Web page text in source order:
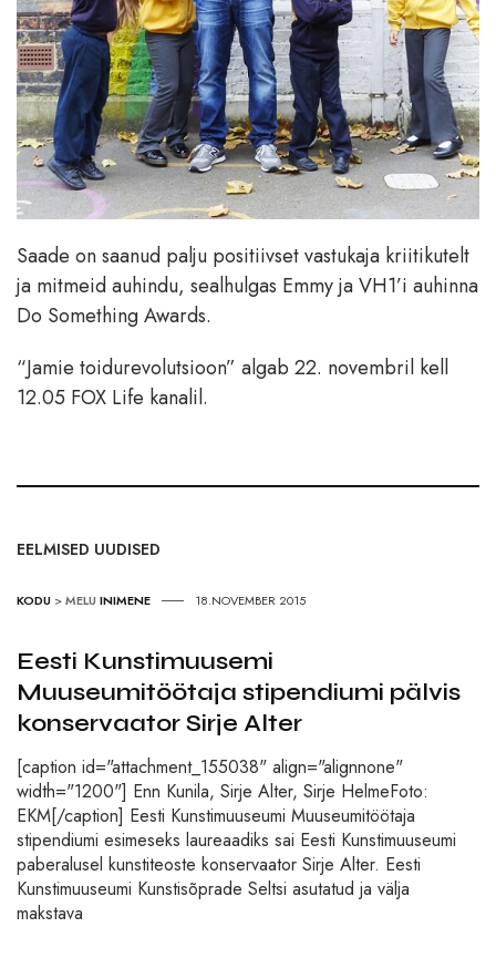
Saade on saanud palju positiivset vastukaja kriitikutelt
ja mitmeid auhindu, sealhulgas Emmy ja VH1’i auhinna
Do Something Awards.
“Jamie toidurevolutsioon” algab 22. novembril kell
12.05 FOX Life kanalil.
EELMISED UUDISED
KODU >MELU INIMENE 18.NOVEMBER 2015
Eesti Kunstimuusemi
Muuseumitöötaja stipendiumi pälvis
konservaator Sirje Alter
[caption id="attachment_155038" align="alignnone"
width="1200"] Enn Kunila, Sirje Alter, Sirje HelmeFoto:
EKM[/caption] Eesti Kunstimuuseumi Muuseumitöötaja
stipendiumi esimeseks laureaadiks sai Eesti Kunstimuuseumi
paberalusel kunstiteoste konservaator Sirje Alter. Eesti
Kunstimuuseumi Kunstisõprade Seltsi asutatud ja välja
makstava